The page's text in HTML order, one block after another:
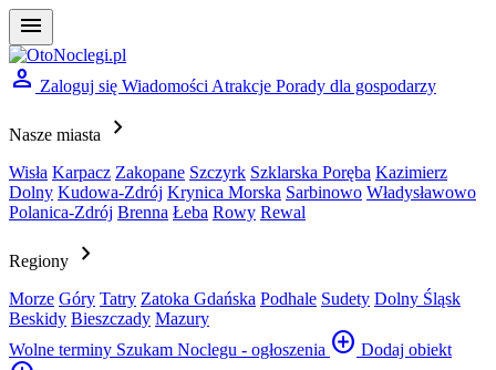
menu
person Zaloguj się Wiadomości Atrakcje Porady dla gospodarzy
Nasze miasta chevron_right
Wisła Karpacz Zakopane Szczyrk Szklarska Poręba Kazimierz
Dolny Kudowa-Zdrój Krynica Morska Sarbinowo Władysławowo
Polanica-Zdrój Brenna Łeba Rowy Rewal
Regiony chevron_right
Morze Góry Tatry Zatoka Gdańska Podhale Sudety Dolny Śląsk
Beskidy Bieszczady Mazury
Wolne terminy Szukam Noclegu - ogłoszenia add_circle Dodaj obiekt